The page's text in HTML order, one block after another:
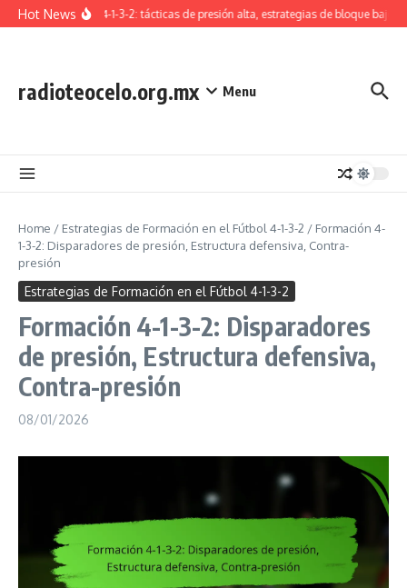
Skip to content
Hot News
Formación 4-1-3-2: tácticas de presión alta, estrategias de bloque bajo,
radioteocelo.org.mx Menu
Home / Estrategias de Formación en el Fútbol 4-1-3-2 / Formación 4-
1-3-2: Disparadores de presión, Estructura defensiva, Contra-
presión
Estrategias de Formación en el Fútbol 4-1-3-2
Formación 4-1-3-2: Disparadores
de presión, Estructura defensiva,
Contra-presión
08/01/2026